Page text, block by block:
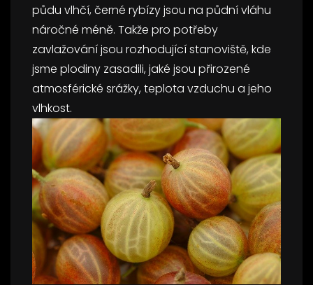
půdu vlhčí, černé rybízy jsou na půdní vláhu
náročné méně. Takže pro potřeby
zavlažování jsou rozhodující stanoviště, kde
jsme plodiny zasadili, jaké jsou přirozené
atmosférické srážky, teplota vzduchu a jeho
vlhkost.